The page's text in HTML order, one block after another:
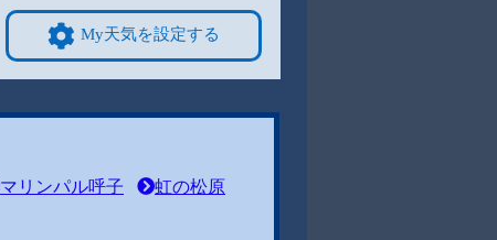
My天気を設定する
マリンパル呼子
虹の松原